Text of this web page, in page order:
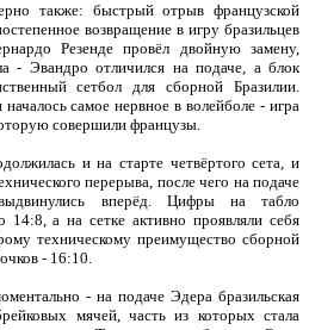
также: быстрый отрыв французской
возвращение в игру бразильцев
Резенде провёл двойную замену,
- Эвандро отличился на подаче, а блок
сетбол для сборной Бразилии.
самое нервное в волейболе - игра
совершили французы.
и на старте четвёртого сета, и
перерыва, после чего на подаче
вперёд. Цифры на табло
а на сетке активно проявляли себя
техническому преимущество сборной
- 16:10.
- на подаче Эдера бразильская
мячей, часть из которых стала